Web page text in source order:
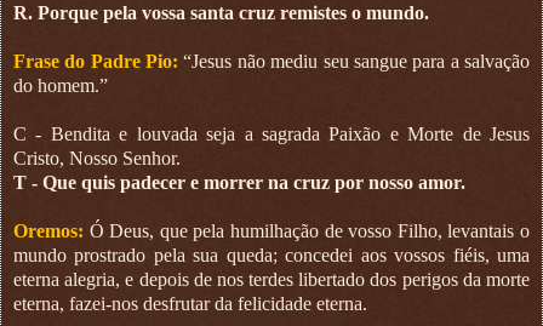
R. Porque pela vossa santa cruz remistes o mundo.
Frase do Padre Pio: “Jesus não mediu seu sangue para a salvação
do homem.”
C - Bendita e louvada seja a sagrada Paixão e Morte de Jesus
Cristo, Nosso Senhor.
T - Que quis padecer e morrer na cruz por nosso amor.
Oremos: Ó Deus, que pela humilhação de vosso Filho, levantais o
mundo prostrado pela sua queda; concedei aos vossos fiéis, uma
eterna alegria, e depois de nos terdes libertado dos perigos da morte
eterna, fazei-nos desfrutar da felicidade eterna.